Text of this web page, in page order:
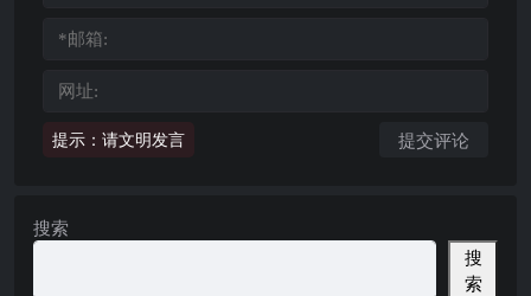
提示：请文明发言
搜索
搜
索